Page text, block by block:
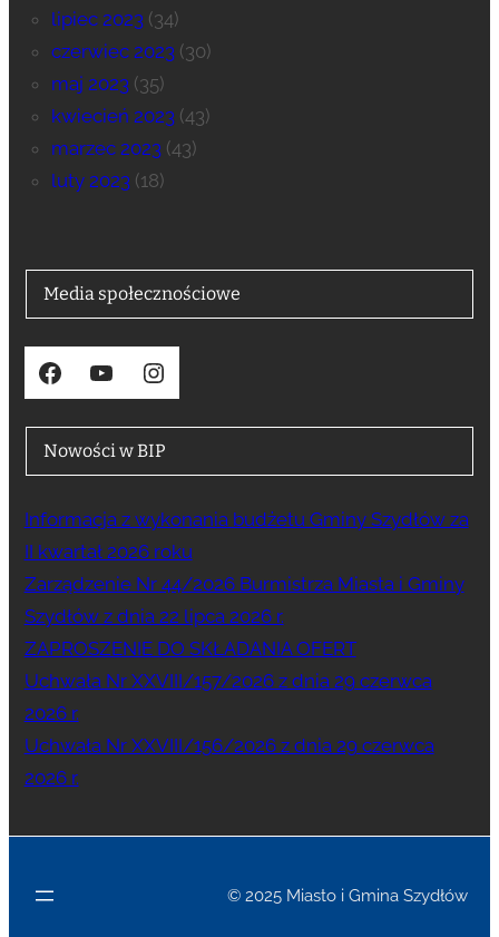
lipiec 2023(34)
czerwiec 2023(30)
maj 2023(35)
kwiecień 2023(43)
marzec 2023(43)
luty 2023(18)
Media społecznościowe
Facebook YouTube Instagram
Nowości w BIP
Informacja z wykonania budżetu Gminy Szydłów za
II kwartał 2026 roku
Zarządzenie Nr 44/2026 Burmistrza Miasta i Gminy
Szydłów z dnia 22 lipca 2026 r.
ZAPROSZENIE DO SKŁADANIA OFERT
Uchwała Nr XXVIII/157/2026 z dnia 29 czerwca
2026 r.
Uchwała Nr XXVIII/156/2026 z dnia 29 czerwca
2026 r.
© 2025 Miasto i Gmina Szydłów